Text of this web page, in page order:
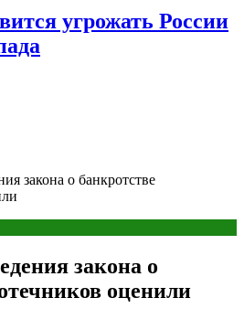
угрожать России
закона о банкротстве
закона о
оценили